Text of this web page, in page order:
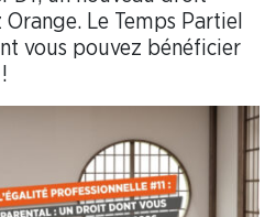
Le Temps Partiel
vous pouvez bénéficier